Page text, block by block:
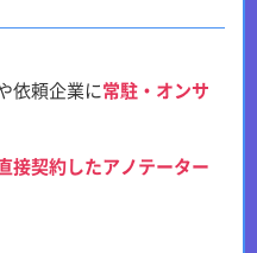
依頼企業に常駐・オンサ
接契約したアノテーター